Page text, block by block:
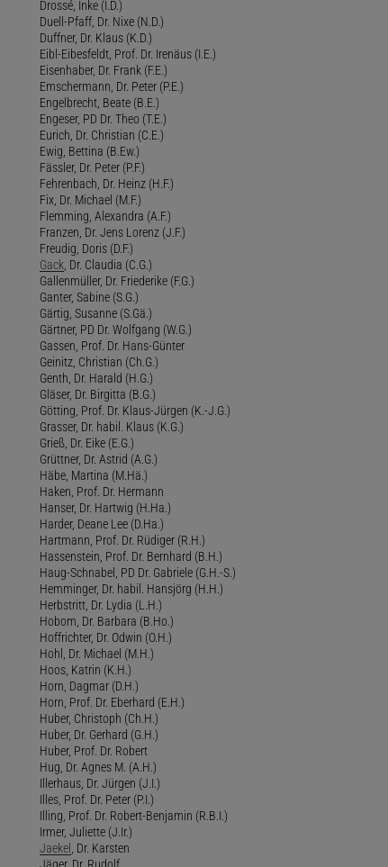
Drossé, Inke (I.D.)
Duell-Pfaff, Dr. Nixe (N.D.)
Duffner, Dr. Klaus (K.D.)
Eibl-Eibesfeldt, Prof. Dr. Irenäus (I.E.)
Eisenhaber, Dr. Frank (F.E.)
Emschermann, Dr. Peter (P.E.)
Engelbrecht, Beate (B.E.)
Engeser, PD Dr. Theo (T.E.)
Eurich, Dr. Christian (C.E.)
Ewig, Bettina (B.Ew.)
Fässler, Dr. Peter (P.F.)
Fehrenbach, Dr. Heinz (H.F.)
Fix, Dr. Michael (M.F.)
Flemming, Alexandra (A.F.)
Franzen, Dr. Jens Lorenz (J.F.)
Freudig, Doris (D.F.)
Gack, Dr. Claudia (C.G.)
Gallenmüller, Dr. Friederike (F.G.)
Ganter, Sabine (S.G.)
Gärtig, Susanne (S.Gä.)
Gärtner, PD Dr. Wolfgang (W.G.)
Gassen, Prof. Dr. Hans-Günter
Geinitz, Christian (Ch.G.)
Genth, Dr. Harald (H.G.)
Gläser, Dr. Birgitta (B.G.)
Götting, Prof. Dr. Klaus-Jürgen (K.-J.G.)
Grasser, Dr. habil. Klaus (K.G.)
Grieß, Dr. Eike (E.G.)
Grüttner, Dr. Astrid (A.G.)
Häbe, Martina (M.Hä.)
Haken, Prof. Dr. Hermann
Hanser, Dr. Hartwig (H.Ha.)
Harder, Deane Lee (D.Ha.)
Hartmann, Prof. Dr. Rüdiger (R.H.)
Hassenstein, Prof. Dr. Bernhard (B.H.)
Haug-Schnabel, PD Dr. Gabriele (G.H.-S.)
Hemminger, Dr. habil. Hansjörg (H.H.)
Herbstritt, Dr. Lydia (L.H.)
Hobom, Dr. Barbara (B.Ho.)
Hoffrichter, Dr. Odwin (O.H.)
Hohl, Dr. Michael (M.H.)
Hoos, Katrin (K.H.)
Horn, Dagmar (D.H.)
Horn, Prof. Dr. Eberhard (E.H.)
Huber, Christoph (Ch.H.)
Huber, Dr. Gerhard (G.H.)
Huber, Prof. Dr. Robert
Hug, Dr. Agnes M. (A.H.)
Illerhaus, Dr. Jürgen (J.I.)
Illes, Prof. Dr. Peter (P.I.)
Illing, Prof. Dr. Robert-Benjamin (R.B.I.)
Irmer, Juliette (J.Ir.)
Jaekel
, Dr. Karsten